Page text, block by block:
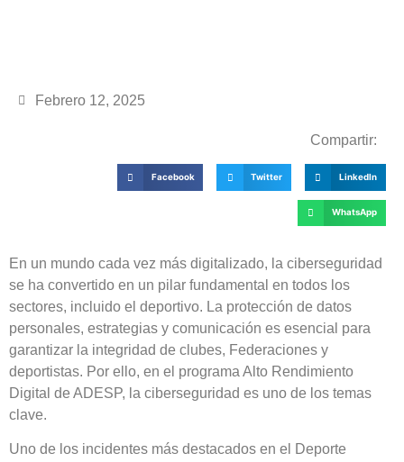
Febrero 12, 2025
Compartir:
Facebook Twitter LinkedIn
WhatsApp
En un mundo cada vez más digitalizado, la ciberseguridad
se ha convertido en un pilar fundamental en todos los
sectores, incluido el deportivo. La protección de datos
personales, estrategias y comunicación es esencial para
garantizar la integridad de clubes, Federaciones y
deportistas. Por ello, en el programa Alto Rendimiento
Digital de ADESP, la ciberseguridad es uno de los temas
clave.
Uno de los incidentes más destacados en el Deporte